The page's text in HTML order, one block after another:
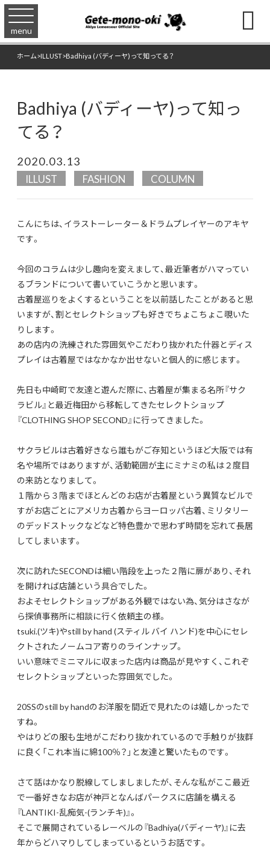
menu 
ホーム>ILLUST>Badhiya (バディーヤ)って知ってる？
Badhiya (バディーヤ)って知っ
てる？
2020.03.13
ILLUST FASHION COLUMN
こんにちは、イラストーレーター＆ドラムプレイヤーのアキヤ
です。
今回のコラムは少し趣向を変えまして、最近筆者がハマってい
るブランドについて書いていこうかと思います。
古着屋巡りをよくするということを以前話したことがあると思
いますが、割とセレクトショップも好きでちょこちょこ覗いた
りします。
あの店内の洗練された雰囲気やこだわり抜かれた什器とディス
プレイは古着屋ではなかなか出せないと個人的に感じます。
先日も中崎町で友達と遊んだ際に、古着屋が集まる名所『サク
ラビル』と最近梅田から移転してきたセレクトショップ
『CLOTHING SHOP SECOND』に行ってきました。
サクラビルは古着好きなら誰もがご存知というほど大阪では有
名や場所ではありますが、活動範囲が主にミナミの私は２度目
の来訪となりまして。
１階から３階までほとんどのお店が古着屋という異質なビルで
すがお店ごとにアメリカ古着からヨーロッパ古着、ミリタリー
のデッドストックなどなど特色豊かで思わず時間を忘れて長居
してしまいます。
次に訪れたSECONDは細い階段を上った２階に扉があり、それ
を開ければ店舗という具合でした。
およそセレクトショップがある外観ではない為、気分はさなが
ら探偵事務所に相談に行く依頼主の様。
tsuki.(ツキ)やstill by hand (スティル バイ ハンド)を中心にセレ
クトされたノームコア寄りのラインナップ。
いい意味でミニマルに収まった店内は商品が見やすく、これぞ
セレクトショップといった雰囲気でした。
20SSのstill by handのお洋服を間近で見れたのは嬉しかったで
すね。
やはりどの服も生地がこだわり抜かれているので手触りが抜群
に良く「これ本当に綿100％？」と友達と驚いたものです。
さて話はかなり脱線してしましましたが、そんな私がここ最近
で一番好きなお店が神戸となんばパークスに店舗を構える
『LANTIKI-乱痴気-(ランチキ)』。
そこで展開されているレーベルの『Badhiya(バディーヤ)』に去
年からどハマりしてしまっているというお話です。